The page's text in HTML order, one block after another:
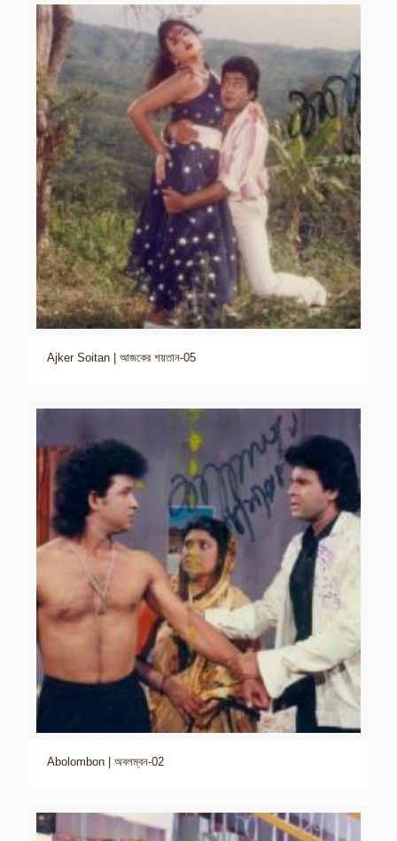
Ajker Soitan | আজকের শয়তান-05
Abolombon | অবলম্বন-02